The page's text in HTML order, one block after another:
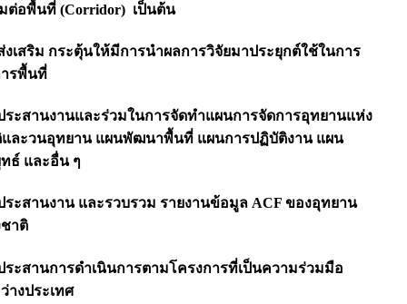
ต่อพื้นที่ (Corridor) เป็นต้น
งเสริม กระตุ้นให้มีการนำผลการวิจัยมาประยุกต์ใช้ในการ
รพื้นที่
ระสานงานและร่วมในการจัดทำแผนการจัดการอุทยานแห่ง
ละวนอุทยาน แผนพัฒนาพื้นที่ แผนการปฏิบัติงาน แผน
ธ์ และอื่น ๆ
ระสานงาน และรวบรวม รายงานข้อมูล ACF ของอุทยาน
าติ
ระสานการดำเนินการตามโครงการที่เป็นความร่วมมือ
างประเทศ